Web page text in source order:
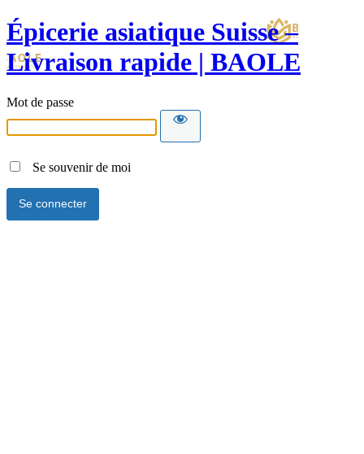
Épicerie asiatique Suisse –
Livraison rapide | BAOLE
Mot de passe
Se souvenir de moi